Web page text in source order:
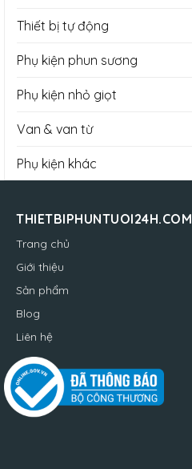
Thiết bị tự động
Phụ kiện phun sương
Phụ kiện nhỏ giọt
Van & van từ
Phụ kiện khác
THIETBIPHUNTUOI24H.COM
Trang chủ
Giới thiệu
Sản phẩm
Blog
Liên hệ